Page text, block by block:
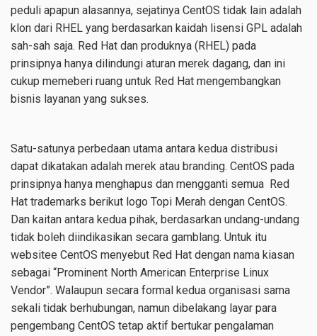
peduli apapun alasannya, sejatinya CentOS tidak lain adalah
klon dari RHEL yang berdasarkan kaidah lisensi GPL adalah
sah-sah saja. Red Hat dan produknya (RHEL) pada
prinsipnya hanya dilindungi aturan merek dagang, dan ini
cukup memeberi ruang untuk Red Hat mengembangkan
bisnis layanan yang sukses.
Satu-satunya perbedaan utama antara kedua distribusi
dapat dikatakan adalah merek atau branding. CentOS pada
prinsipnya hanya menghapus dan mengganti semua Red
Hat trademarks berikut logo Topi Merah dengan CentOS.
Dan kaitan antara kedua pihak, berdasarkan undang-undang
tidak boleh diindikasikan secara gamblang. Untuk itu
websitee CentOS menyebut Red Hat dengan nama kiasan
sebagai “Prominent North American Enterprise Linux
Vendor”. Walaupun secara formal kedua organisasi sama
sekali tidak berhubungan, namun dibelakang layar para
pengembang CentOS tetap aktif bertukar pengalaman